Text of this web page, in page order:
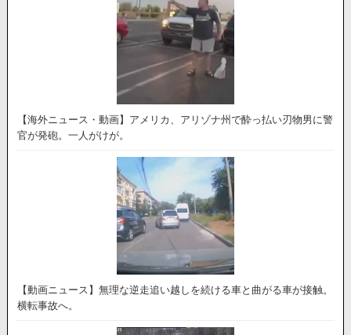
【海外ニュース・動画】アメリカ、アリゾナ州で酔っ払い刃物男に警
官が発砲。一人がけが。
【動画ニュース】無理な逆走追い越しを続ける車と曲がる車が接触。
横転事故へ。